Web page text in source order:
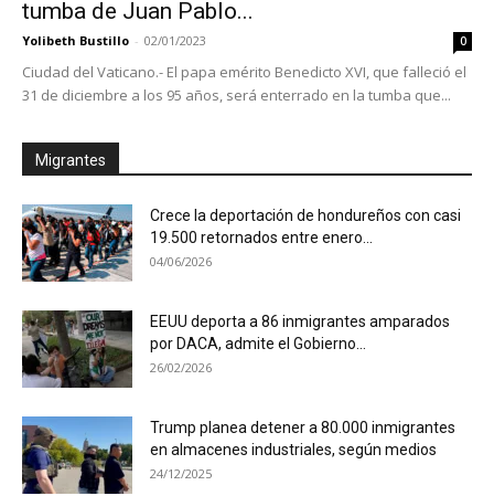
tumba de Juan Pablo...
Yolibeth Bustillo - 02/01/2023 0
Ciudad del Vaticano.- El papa emérito Benedicto XVI, que falleció el
31 de diciembre a los 95 años, será enterrado en la tumba que...
Migrantes
Crece la deportación de hondureños con casi
19.500 retornados entre enero...
04/06/2026
EEUU deporta a 86 inmigrantes amparados
por DACA, admite el Gobierno...
26/02/2026
Trump planea detener a 80.000 inmigrantes
en almacenes industriales, según medios
24/12/2025